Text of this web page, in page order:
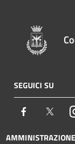
SEGUICI SU
Facebook
AMMINISTRAZIONE